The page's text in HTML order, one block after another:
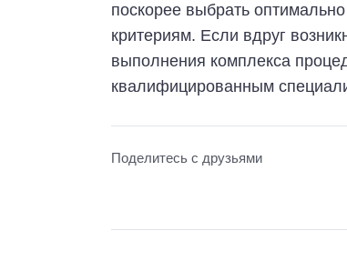
поскорее выбрать
критериям. Если вдруг
выполнения комплекса
квалифицированным
Поделитесь с друзьями